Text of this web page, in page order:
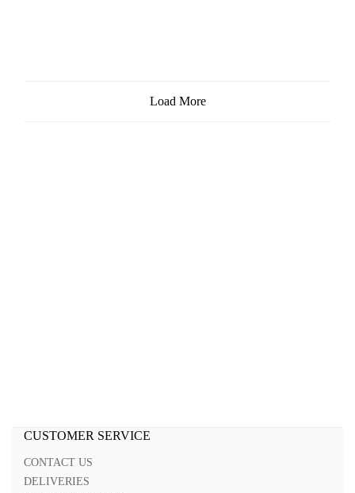
Load More
CUSTOMER SERVICE
CONTACT US
DELIVERIES